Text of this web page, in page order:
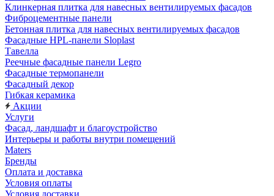
Клинкерная плитка для навесных вентилируемых фасадов
Фиброцементные панели
Бетонная плитка для навесных вентилируемых фасадов
Фасадные HPL-панели Sloplast
Тавелла
Реечные фасадные панели Legro
Фасадные термопанели
Фасадный декор
Гибкая керамика
Акции
Услуги
Фасад, ландшафт и благоустройство
Интерьеры и работы внутри помещений
Maters
Бренды
Оплата и доставка
Условия оплаты
Условия доставки